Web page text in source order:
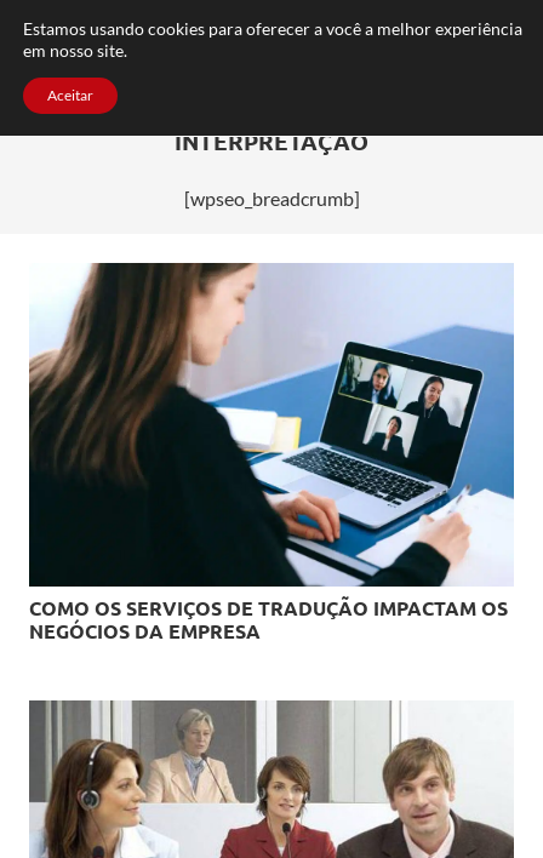
FAQ TRABALHE CONOSCO CONTATO
INTERPRETAÇÃO
[wpseo_breadcrumb]
COMO OS SERVIÇOS DE TRADUÇÃO IMPACTAM OS
NEGÓCIOS DA EMPRESA
Estamos usando cookies para oferecer a você a melhor experiência
em nosso site.
Aceitar